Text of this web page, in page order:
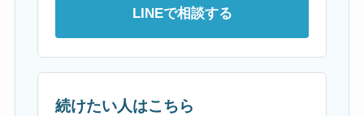
LINEで相談する
続けたい人はこちら